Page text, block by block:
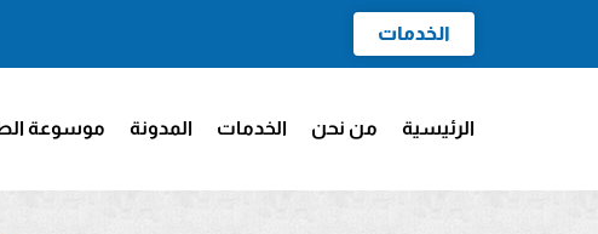
الخدمات
الرئيسية من نحن الخدمات المدونة موسوعة